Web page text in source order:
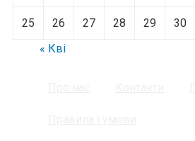
25 26 27 28 29 30
« Кві